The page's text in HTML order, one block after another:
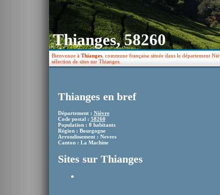
Thianges, 58260
Bienvenue à Thianges , commune française située dans le département
sélection de sites sur Thianges.
Thianges en bref
Département : Nièvre
Code postal : 58260
Population : 0 habitants
Région : Bourgogne
Arrondissement : Nevers
Canton : La Machine
Sites sur Thianges